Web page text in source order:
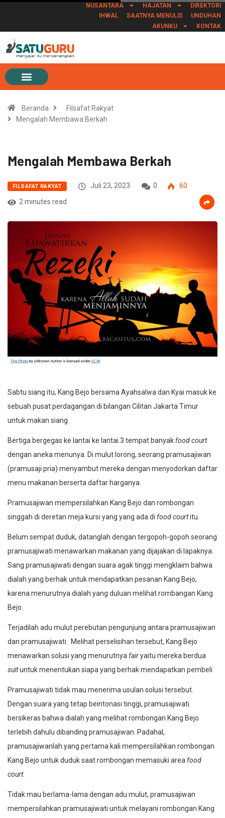
NUSANTARA HAJATAN
DIREKTORI
IHWAL
SAATNYA MENULIS
UNDUHAN
AKUNKU
KONTAK
Beranda
Filsafat Rakyat
Mengalah Membawa Berkah
Mengalah Membawa Berkah
FILSAFAT RAKYAT Juli 23, 2023 0
60
2 minutes read
Sabtu siang itu, Kang Bejo bersama Ayahsalwa dan Kyai masuk ke
sebuah pusat perdagangan di bilangan Cilitan Jakarta Timur
untuk makan siang.
Bertiga bergegas ke lantai ke lantai 3 tempat banyak food court
dengan aneka menunya. Di mulut lorong, seorang pramusajiwan
(pramusaji pria) menyambut mereka dengan menyodorkan daftar
menu makanan berserta daftar harganya.
Pramusajiwan mempersilahkan Kang Bejo dan rombongan
singgah di deretan meja kursi yang yang ada di food courtitu.
Belum sempat duduk, datanglah dengan tergopoh-gopoh seorang
pramusajiwati menawarkan makanan yang dijajakan di lapaknya.
Sang pramusajiwati dengan suara agak tinggi mengklaim bahwa
dialah yang berhak untuk mendapatkan pesanan Kang Bejo,
karena menurutnya dialah yang duluan melihat rombangan Kang
Bejo.
Terjadilah adu mulut perebutan pengunjung antara pramusajiwan
dan pramusajiwati. Melihat perselisihan tersebut, Kang Bejo
menawarkan solusi yang menurutnya fairyaitu mereka berdua
suituntuk menentukan siapa yang berhak mendapatkan pembeli
Pramusajiwati tidak mau menerima usulan solusi tersebut.
Dengan suara yang tetap beintonasi tinggi, pramusajiwati
bersikeras bahwa dialah yang melihat rombongan Kang Bejo
terlebih dahulu dibanding pramusajiwan. Padahal,
pramusajiwanlah yang pertama kali mempersilahkan rombongan
Kang Bejo untuk duduk saat rombongan memasuki area food
court.
Tidak mau berlama-lama dengan adu mulut, pramusajiwan
mempersilahkan pramusajiwati untuk melayani rombongan Kang